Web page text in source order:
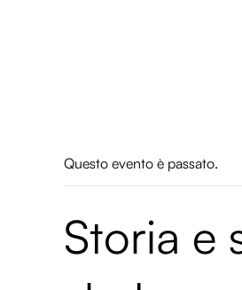
Questo evento è passato.
Storia e